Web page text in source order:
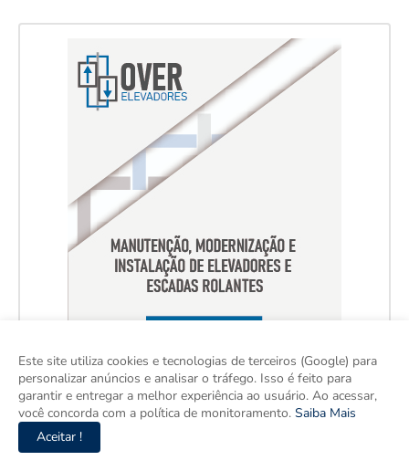
Este site utiliza cookies e tecnologias de terceiros (Google) para
personalizar anúncios e analisar o tráfego. Isso é feito para
garantir e entregar a melhor experiência ao usuário. Ao acessar,
você concorda com a política de monitoramento. Saiba Mais
Aceitar !